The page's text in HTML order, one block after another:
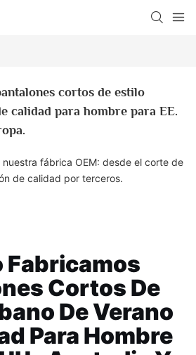
cortos de estilo
calidad para hombre para EE.
fábrica OEM: desde el corte de
de calidad por terceros.
Fabricamos
Cortos De
De Verano
Para Hombre